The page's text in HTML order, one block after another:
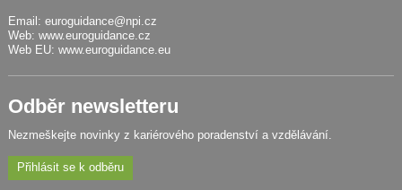
Email: euroguidance@npi.cz
Web: www.euroguidance.cz
Web EU: www.euroguidance.eu
Odběr newsletteru
Nezmeškejte novinky z kariérového poradenství a vzdělávání.
Přihlásit se k odběru